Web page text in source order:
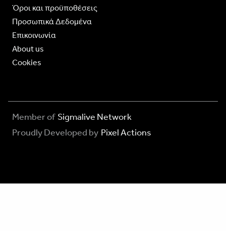
Όροι και προϋποθέσεις
Προσωπικά Δεδομένα
Επικοινωνία
About us
Cookies
Member of Sigmalive Network
Proudly Developed by Pixel Actions